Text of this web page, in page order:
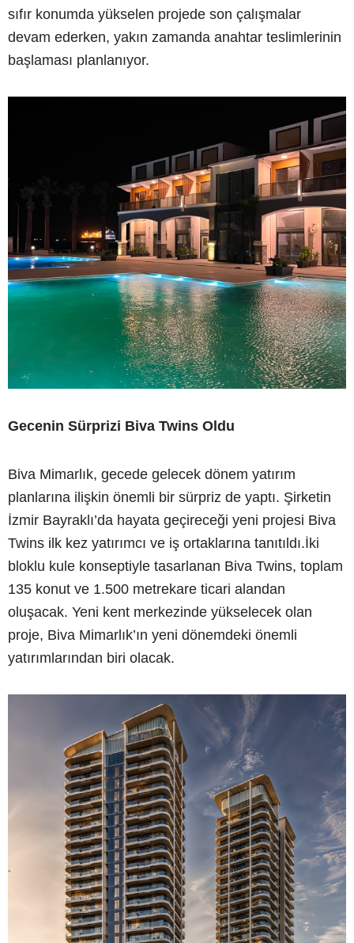
sıfır konumda yükselen projede son çalışmalar
devam ederken, yakın zamanda anahtar teslimlerinin
başlaması planlanıyor.
Gecenin Sürprizi Biva Twins Oldu
Biva Mimarlık, gecede gelecek dönem yatırım
planlarına ilişkin önemli bir sürpriz de yaptı. Şirketin
İzmir Bayraklı’da hayata geçireceği yeni projesi Biva
Twins ilk kez yatırımcı ve iş ortaklarına tanıtıldı.İki
bloklu kule konseptiyle tasarlanan Biva Twins, toplam
135 konut ve 1.500 metrekare ticari alandan
oluşacak. Yeni kent merkezinde yükselecek olan
proje, Biva Mimarlık’ın yeni dönemdeki önemli
yatırımlarından biri olacak.